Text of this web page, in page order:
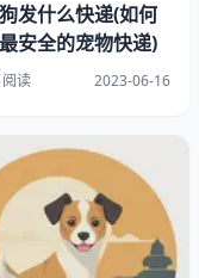
的室内宠物。它们非
杯狗非常聪明，容
发什么快递(如何
安全的宠物快递)
读 2023-06-16